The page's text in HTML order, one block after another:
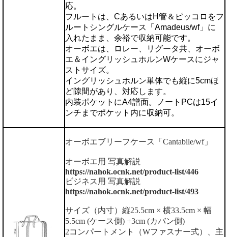
応。
フルートは、CあるいはH管＆ピッコロをフ
ルートシングルケース「Amadeus/wf」に
入れたまま、余裕で収納可能です。
オーボエは、ロレー、リグータ共、オーボ
エ＆イングリッシュホルンWケースにジャ
ストサイズ。
イングリッシュホルン単体でも縦に5cmほ
ど隙間があり、対応します。
内装ポケットにA4譜面。ノートPCは15イ
ンチまでポケット内に収納可。
オーボエブリーフケース「Cantabile/wf」
オーボエ用 写真解説
https://nahok.ocnk.net/product-list/446
ビジネス用 写真解説
https://nahok.ocnk.net/product-list/493
サイズ（内寸）縦25.5cm × 横33.5cm × 幅
5.5cm (ケース側) +3cm (カバン側)
2コンパートメント（Wファスナー式）、主